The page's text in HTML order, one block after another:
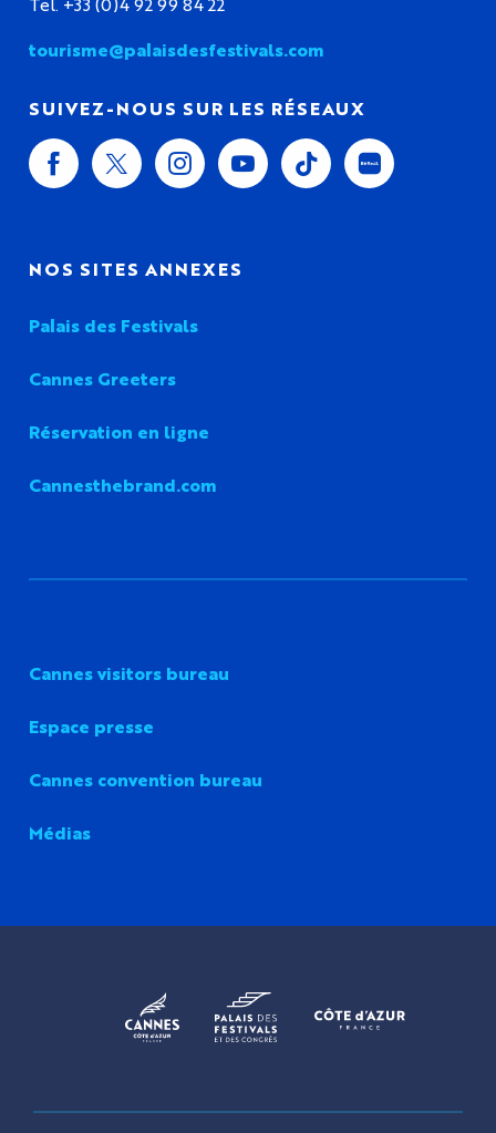
tourisme@palaisdesfestivals.com
SUIVEZ-NOUS SUR LES RÉSEAUX
NOS SITES ANNEXES
Palais des Festivals
Cannes Greeters
Réservation en ligne
Cannesthebrand.com
Cannes visitors bureau
Espace presse
Cannes convention bureau
Médias